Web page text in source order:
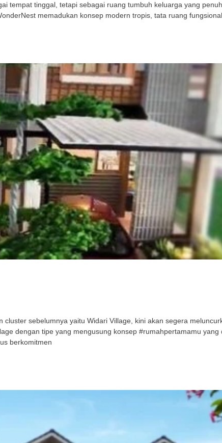
tempat tinggal, tetapi sebagai ruang tumbuh keluarga yang
memadukan konsep modern tropis, tata ruang
sebelumnya yaitu Widari Village, kini akan segera
dengan tipe yang mengusung konsep #rumahpertamamu yang
berkomitmen